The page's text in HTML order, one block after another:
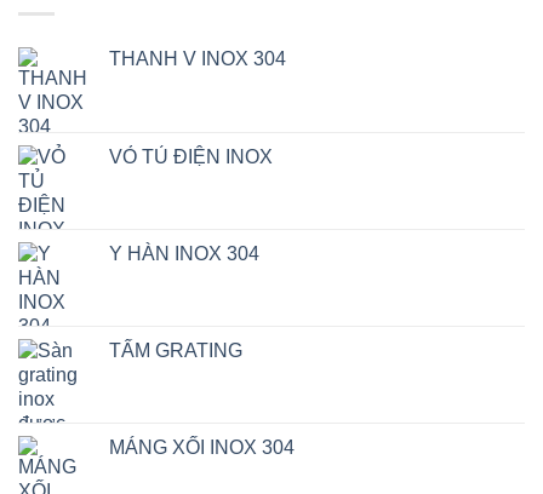
THANH V INOX 304
VỎ TỦ ĐIỆN INOX
Y HÀN INOX 304
TẤM GRATING
MÁNG XỐI INOX 304